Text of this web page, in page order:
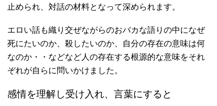
止められ、対話の材料となって深められます。
エロい話も織り交ぜながらのおバカな語りの中になぜ
死にたいのか、殺したいのか、自分の存在の意味は何
なのか・・などなど人の存在する根源的な意味をそれ
ぞれが自らに問いかけました。
感情を理解し受け入れ、言葉にすると